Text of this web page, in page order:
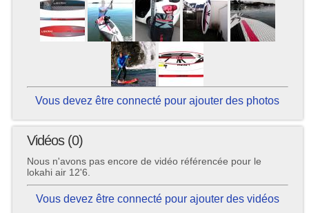
Vous devez être connecté pour ajouter des photos
Vidéos (0)
Nous n'avons pas encore de vidéo référencée pour le
lokahi air 12'6.
Vous devez être connecté pour ajouter des vidéos